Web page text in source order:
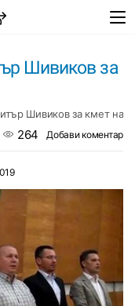
Шивиков за
Шивиков за кмет на
264 Добави коментар